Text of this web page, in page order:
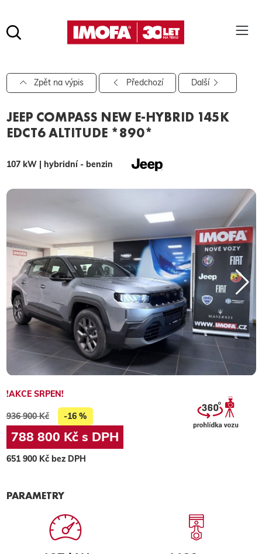
hledat
Pro vyhledávání zadejte alespoň 3 znaky.
Zpět na výpis Předchozí Další
JEEP COMPASS NEW E-HYBRID 145K
EDCT6 ALTITUDE *890*
107 kW | hybridní - benzin
!AKCE SRPEN!
936 900 Kč -16 %
788 800 Kč s DPH
651 900 Kč bez DPH
PARAMETRY